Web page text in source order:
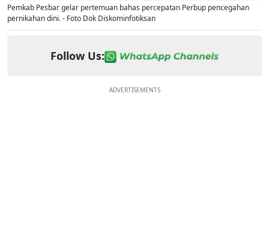
Pemkab Pesbar gelar pertemuan bahas percepatan Perbup pencegahan
pernikahan dini. - Foto Dok Diskominfotiksan
Follow Us:
ADVERTISEMENTS